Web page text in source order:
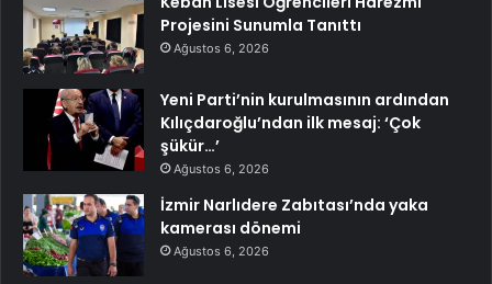
Projesini Sunumla Tanıttı
Ağustos 6, 2026
Yeni Parti’nin kurulmasının ardından
Kılıçdaroğlu’ndan ilk mesaj: ‘Çok
şükür…’
Ağustos 6, 2026
İzmir Narlıdere Zabıtası’nda yaka
kamerası dönemi
Ağustos 6, 2026